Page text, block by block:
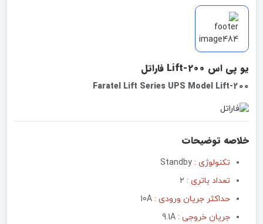
یو پی اس Lift-200 فاراتل
Faratel Lift Series UPS Model Lift-200
خلاصه توضیحات
تکنولوژی :
تعداد باتری :
حداکثر جریان ورودی :
جریان خروجی : 9.1A